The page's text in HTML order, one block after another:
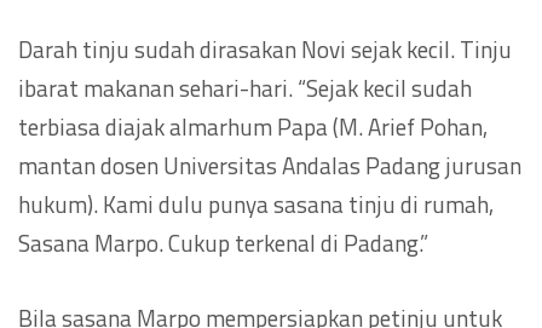
Darah tinju sudah dirasakan Novi sejak kecil. Tinju
ibarat makanan sehari-hari. “Sejak kecil sudah
terbiasa diajak almarhum Papa (M. Arief Pohan,
mantan dosen Universitas Andalas Padang jurusan
hukum). Kami dulu punya sasana tinju di rumah,
Sasana Marpo. Cukup terkenal di Padang.”
Bila sasana Marpo mempersiapkan petinju untuk